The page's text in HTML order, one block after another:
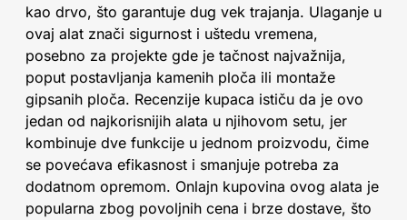
kao drvo, što garantuje dug vek trajanja. Ulaganje u
ovaj alat znači sigurnost i uštedu vremena,
posebno za projekte gde je tačnost najvažnija,
poput postavljanja kamenih ploča ili montaže
gipsanih ploča. Recenzije kupaca ističu da je ovo
jedan od najkorisnijih alata u njihovom setu, jer
kombinuje dve funkcije u jednom proizvodu, čime
se povećava efikasnost i smanjuje potreba za
dodatnom opremom. Onlajn kupovina ovog alata je
popularna zbog povoljnih cena i brze dostave, što